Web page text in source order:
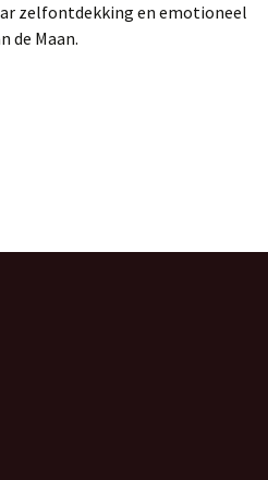
zelfontdekking en emotioneel
de Maan.